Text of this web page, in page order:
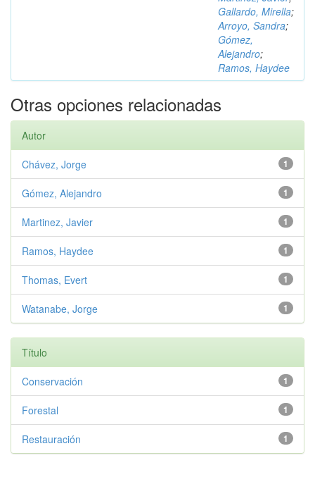
Gallardo, Mirella;
Arroyo, Sandra;
Gómez,
Alejandro;
Ramos, Haydee
Otras opciones relacionadas
Autor
1
Chávez, Jorge
1
Gómez, Alejandro
1
Martinez, Javier
1
Ramos, Haydee
1
Thomas, Evert
1
Watanabe, Jorge
Título
1
Conservación
1
Forestal
1
Restauración